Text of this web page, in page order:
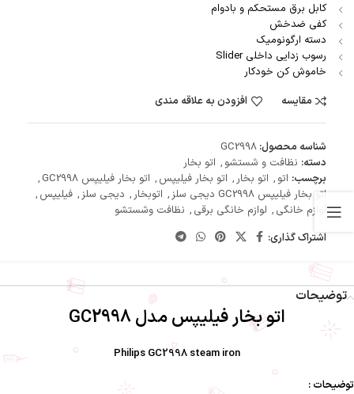
کابل برق مستحکم و بادوام
کفی ضدخش
دسته ارگونومیک
رسوب زدایی داخلی Slider
خاموش کن خودکار
مقایسه
افزودن به علاقه مندی
شناسه محصول: GC2998
دسته: نظافت و شستشو , اتو بخار
برچسب: اتو , اتو بخار, اتو بخار فیلیپس , اتو بخار فیلیپس GC2998
,
اتو بخار فیلیپس GC2998 دیجی سلز
, اتوبخار, دیجی سلز, فیلیپس ,
لوازم خانگی , لوازم خانگی برقی , نظافت وشستشو
اشتراک گذاری:
توضیحات
اتو بخار فیلیپس مدل GC2998
Philips GC2998 steam iron
توضیحات :